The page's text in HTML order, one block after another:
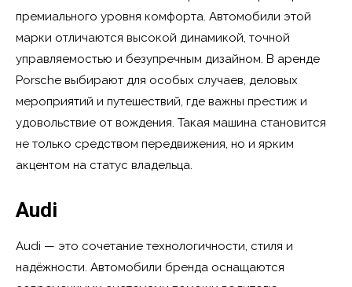
премиального уровня комфорта. Автомобили этой
марки отличаются высокой динамикой, точной
управляемостью и безупречным дизайном. В аренде
Porsche выбирают для особых случаев, деловых
мероприятий и путешествий, где важны престиж и
удовольствие от вождения. Такая машина становится
не только средством передвижения, но и ярким
акцентом на статус владельца.
Audi
Audi — это сочетание технологичности, стиля и
надёжности. Автомобили бренда оснащаются